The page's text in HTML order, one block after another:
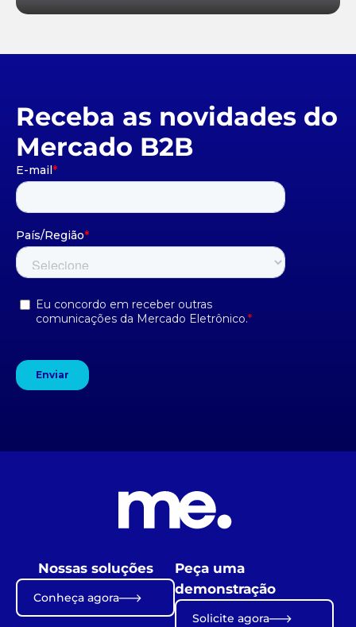
Receba as novidades do
Mercado B2B
Nossas soluções
Conheça agora
Peça uma
demonstração
Solicite agora